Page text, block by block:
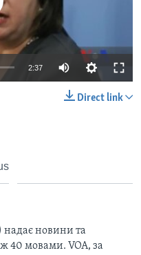
2:37
Direct link
надає новини та
40 мовами. VOA, за